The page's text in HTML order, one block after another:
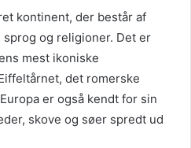
kontinent, der består af
og religioner. Det er
mest ikoniske
det romerske
er også kendt for sin
skove og søer spredt ud